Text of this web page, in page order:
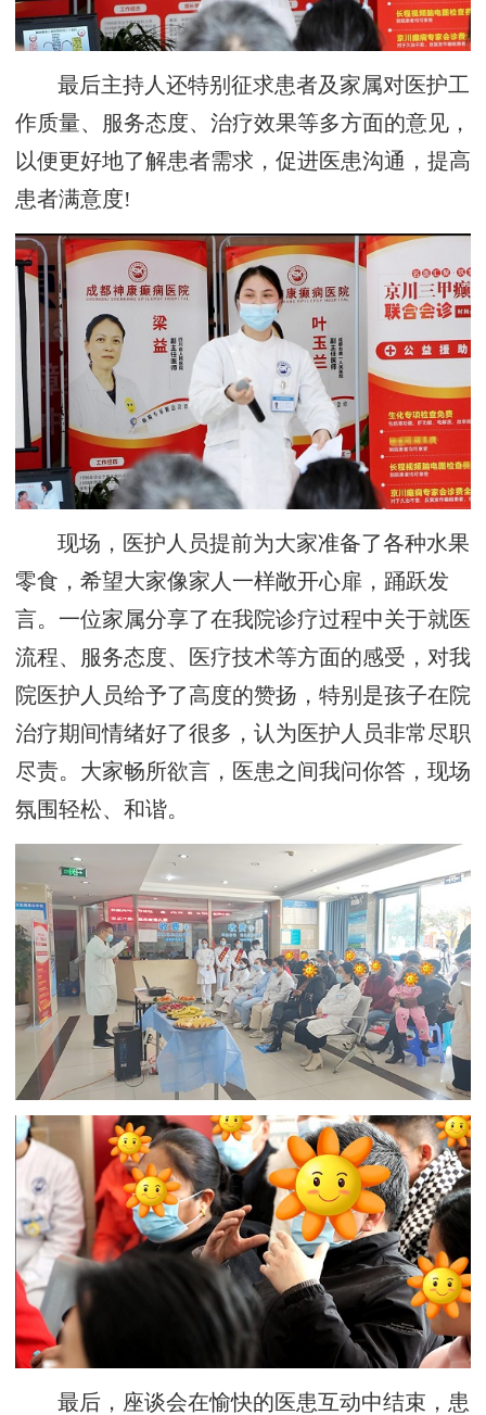
最后主持人还特别征求患者及家属对医护工
作质量、服务态度、治疗效果等多方面的意见，
以便更好地了解患者需求，促进医患沟通，提高
患者满意度!
现场，医护人员提前为大家准备了各种水果
零食，希望大家像家人一样敞开心扉，踊跃发
言。一位家属分享了在我院诊疗过程中关于就医
流程、服务态度、医疗技术等方面的感受，对我
院医护人员给予了高度的赞扬，特别是孩子在院
治疗期间情绪好了很多，认为医护人员非常尽职
尽责。大家畅所欲言，医患之间我问你答，现场
氛围轻松、和谐。
最后，座谈会在愉快的医患互动中结束，患